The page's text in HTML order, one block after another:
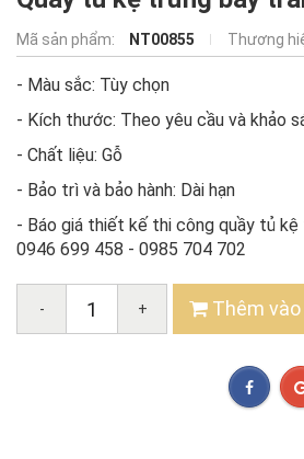
Mã sản phẩm: NT00855 Thương
- Màu sắc: Tùy chọn
- Kích thước: Theo yêu cầu và khảo
- Chất liệu: Gỗ
- Bảo trì và bảo hành: Dài hạn
- Báo giá thiết kế thi công quầy tủ
0946 699 458 - 0985 704 702
- + Thêm